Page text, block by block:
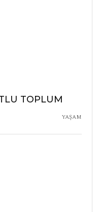
TOPLUM
YAŞAM